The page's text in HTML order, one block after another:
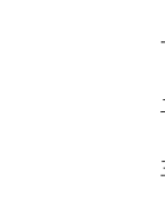
一
二
三